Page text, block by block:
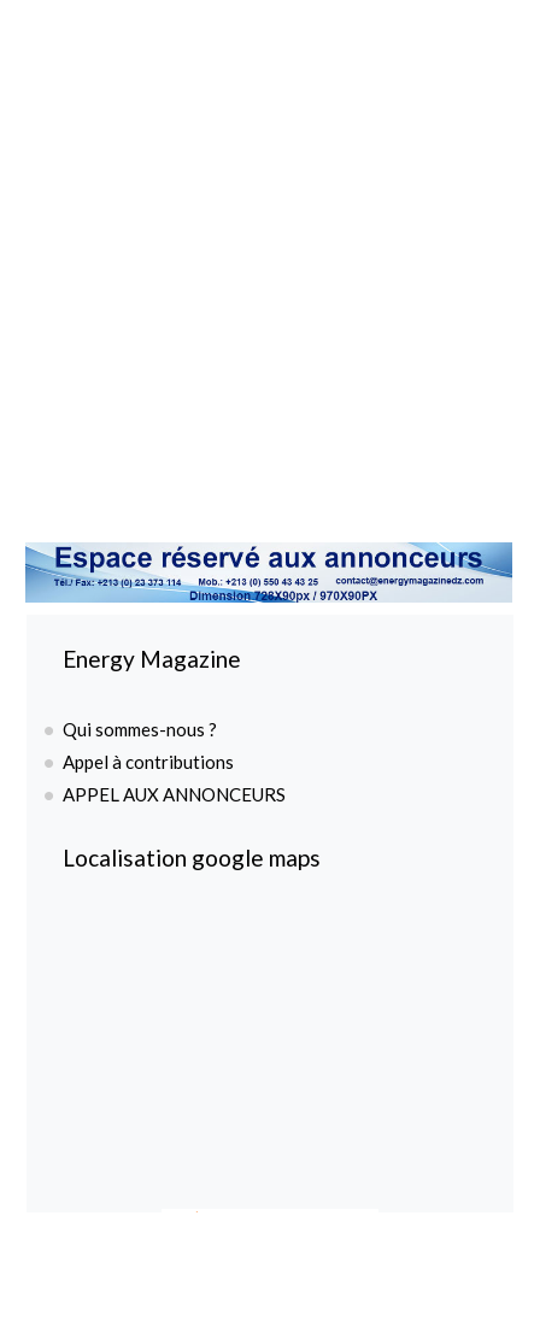
Energy Magazine
Qui sommes-nous ?
Appel à contributions
APPEL AUX ANNONCEURS
Localisation google maps